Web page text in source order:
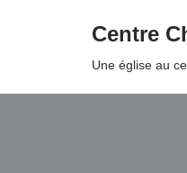
Centre
Une église au